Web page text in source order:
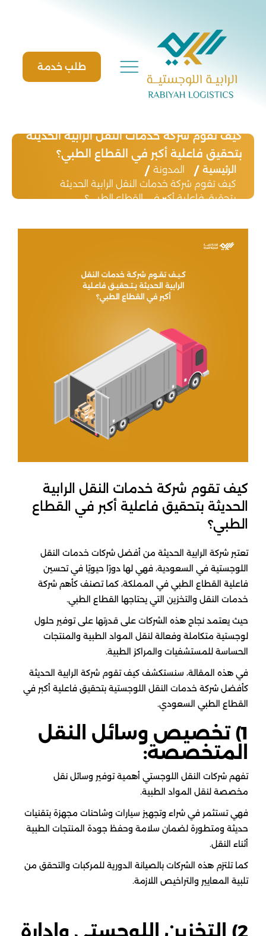
content
طلب خدمة
كيف تقوم شركة خدمات النقل الرابية الحديثة
بتحقيق فاعلية أكبر في القطاع الطبي؟
الرئيسية
المدونة
كيف تقوم شركة خدمات النقل الرابية الحديثة
بتحقيق فاعلية أكبر في القطاع الطبي؟
كيف تقوم شركة خدمات النقل الرابية
الحديثة بتحقيق فاعلية أكبر في القطاع
الطبي؟
تعتبر شركة الرابية الحديثة من أفضل شركات خدمات النقل
اللوجستية في السعودية، فهي لها دورًا حيويًا في تحسين
فاعلية القطاع الطبي في المملكة، كما تصنف كأهم شركة
خدمات النقل والتخزين التي يحتاجها القطاع الطبي.
حيث يعتمد نجاح هذه الشركات على قدرتها على توفير حلول
لوجستية متكاملة وفعالة لنقل المواد الطبية والمنتجات
الحساسة للمستشفيات والمراكز الطبية.
في هذه المقالة، سنستكشف كيف تقوم شركة الرابية الحديثة
كأفضل شركة خدمات النقل اللوجستية بتحقيق فاعلية أكبر في
القطاع الطبي السعودي.
1) تخصيص وسائل النقل
المتخصصة:
تفهم شركات النقل اللوجستي أهمية توفير وسائل نقل
مخصصة لنقل المواد الطبية.
فهي تستثمر في شراء وتجهيز سيارات وشاحنات مجهزة بتقنيات
حديثة ومتطورة لضمان سلامة وحفظ جودة المنتجات الطبية
أثناء النقل.
كما تلتزم هذه الشركات بالصيانة الدورية للمركبات والتحقق من
تلبية المعايير والتراخيص اللازمة.
2) التخزين اللوجستي وإدارة